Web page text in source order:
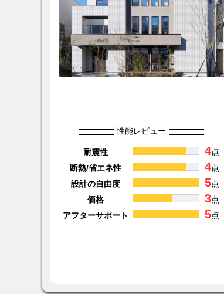
性能レビュー
耐震性 4点
断熱/省エネ性
4点
設計の自由度
5点
価格
3点
アフターサポート
5点